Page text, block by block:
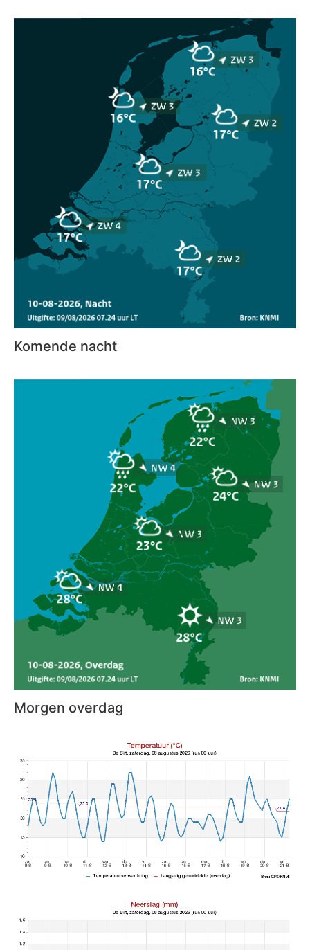
Komende nacht
Morgen overdag